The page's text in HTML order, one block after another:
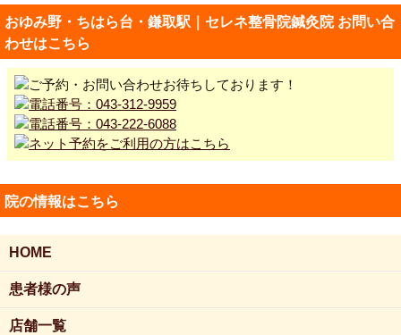
おゆみ野・ちはら台・鎌取駅｜セレネ整骨院鍼灸院 お問い合
わせはこちら
院の情報はこちら
HOME
患者様の声
店舗一覧